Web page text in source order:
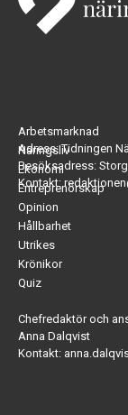
Adress: Tidningen
Besöksadress:
Kontakt:
Arbetsmarknad
Näringsliv
Ekonomi
Entreprenörskap
Opinion
Hållbarhet
Utrikes
Krönikor
Quiz
Chefredaktör och
Anna Dalqvist
Kontakt: